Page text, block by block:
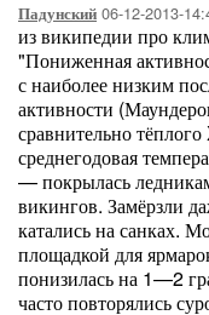
Падунский 06-12-2013-
из википедии про
"Пониженная
с наиболее низким
активности
сравнительно
среднегодовая
— покрылась
викингов. Замёрзли
катались на санках.
площадкой для
понизилась на 1—2
часто повторялись